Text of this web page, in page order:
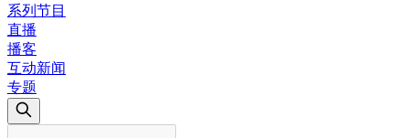
系列节目
直播
播客
互动新闻
专题